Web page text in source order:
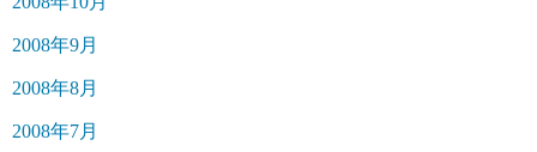
2008年9月
2008年8月
2008年7月